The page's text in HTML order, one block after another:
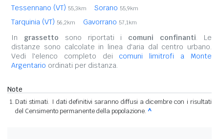
Tessennano (VT) 55,3km Sorano 55,9km
Tarquinia (VT) 56,2km Gavorrano 57,1km
In grassetto sono riportati i comuni confinanti. Le
distanze sono calcolate in linea d'aria dal centro urbano.
Vedi l'elenco completo dei comuni limitrofi a Monte
Argentario ordinati per distanza.
Note
Dati stimati. I dati definitivi saranno diffusi a dicembre con i risultati
del Censimento permanente della popolazione. ^